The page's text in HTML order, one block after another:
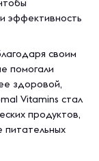
эффективность
своим
помогали
здоровой,
Vitamins стал
продуктов,
питательных